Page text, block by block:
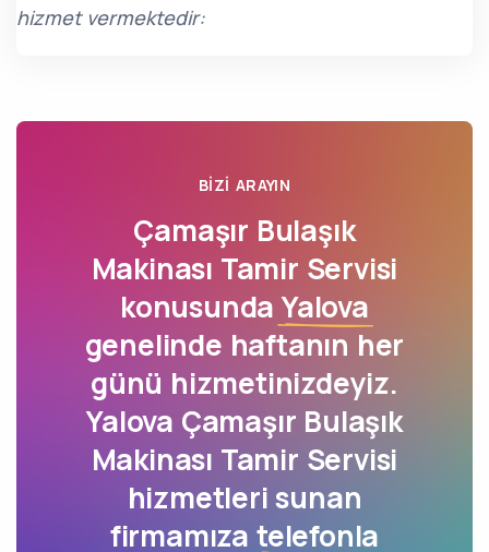
hizmet vermektedir:
BIZI ARAYIN
Çamaşır Bulaşık
Makinası Tamir Servisi
konusundaYalova
genelinde haftanın her
günü hizmetinizdeyiz.
Yalova Çamaşır Bulaşık
Makinası Tamir Servisi
hizmetleri sunan
firmamıza telefonla